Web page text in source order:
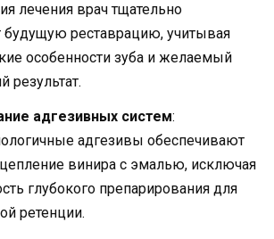
лечения врач тщательно
будущую реставрацию, учитывая
особенности зуба и желаемый
результат.
адгезивных систем:
адгезивы обеспечивают
винира с эмалью, исключая
глубокого препарирования для
ретенции.